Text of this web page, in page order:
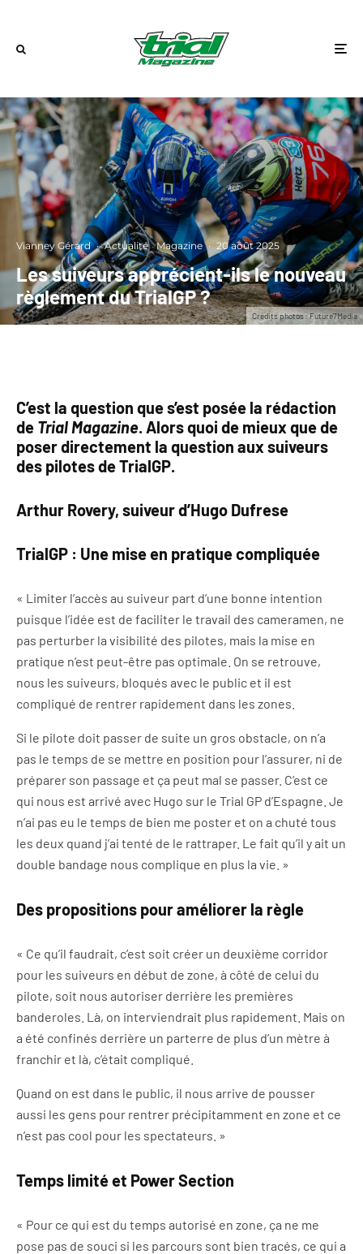
Crédits photos : Future7Media
Vianney Gérard · Actualité Magazine · 20 août 2025
Les suiveurs apprécient-ils le nouveau
règlement du TrialGP ?
C’est la question que s’est posée la rédaction
de Trial Magazine. Alors quoi de mieux que de
poser directement la question aux suiveurs
des pilotes de TrialGP.
Arthur Rovery, suiveur d’Hugo Dufrese
TrialGP : Une mise en pratique compliquée
« Limiter l’accès au suiveur part d’une bonne intention
puisque l’idée est de faciliter le travail des cameramen, ne
pas perturber la visibilité des pilotes, mais la mise en
pratique n’est peut-être pas optimale. On se retrouve,
nous les suiveurs, bloqués avec le public et il est
compliqué de rentrer rapidement dans les zones.
Si le pilote doit passer de suite un gros obstacle, on n’a
pas le temps de se mettre en position pour l’assurer, ni de
préparer son passage et ça peut mal se passer. C’est ce
qui nous est arrivé avec Hugo sur le Trial GP d’Espagne. Je
n’ai pas eu le temps de bien me poster et on a chuté tous
les deux quand j’ai tenté de le rattraper. Le fait qu’il y ait un
double bandage nous complique en plus la vie. »
Des propositions pour améliorer la règle
« Ce qu’il faudrait, c’est soit créer un deuxième corridor
pour les suiveurs en début de zone, à côté de celui du
pilote, soit nous autoriser derrière les premières
banderoles. Là, on interviendrait plus rapidement. Mais on
a été confinés derrière un parterre de plus d’un mètre à
franchir et là, c’était compliqué.
Quand on est dans le public, il nous arrive de pousser
aussi les gens pour rentrer précipitamment en zone et ce
n’est pas cool pour les spectateurs. »
Temps limité et Power Section
« Pour ce qui est du temps autorisé en zone, ça ne me
pose pas de souci si les parcours sont bien tracés, ce qui a